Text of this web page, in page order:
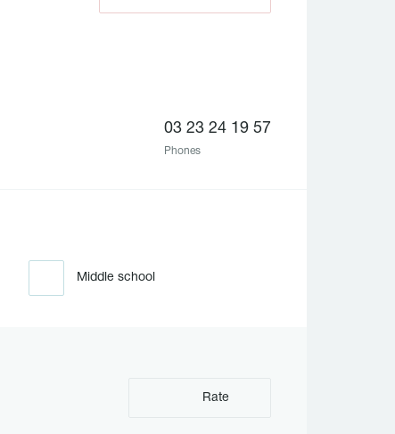
03 23 24 19 57
Phones
Middle school
Rate